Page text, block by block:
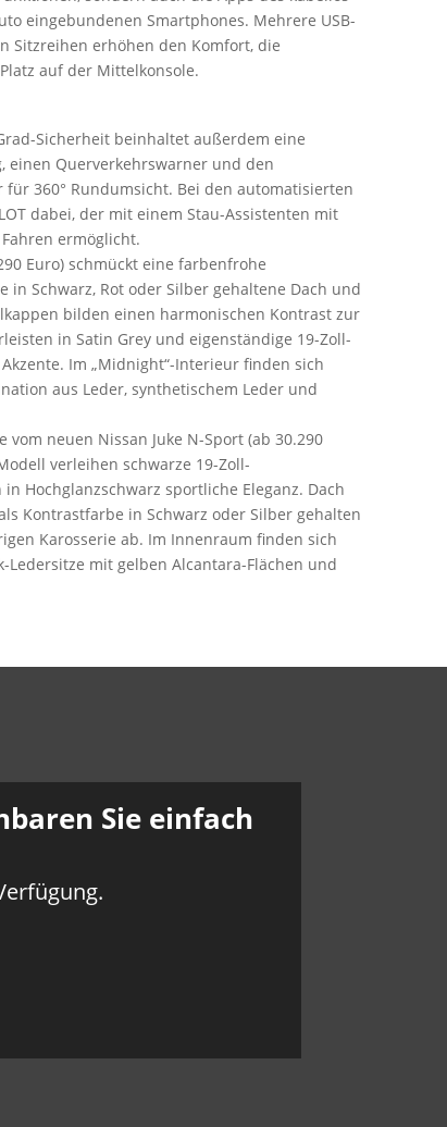
eingebundenen Smartphones. Mehrere USB-
Sitzreihen erhöhen den Komfort, die
auf der Mittelkonsole.
Sicherheit beinhaltet außerdem eine
einen Querverkehrswarner und den
360° Rundumsicht. Bei den automatisierten
dabei, der mit einem Stau-Assistenten mit
ermöglicht.
Euro) schmückt eine farbenfrohe
in Schwarz, Rot oder Silber gehaltene Dach und
bilden einen harmonischen Kontrast zur
in Satin Grey und eigenständige 19-Zoll-
Im „Midnight“-Interieur finden sich
aus Leder, synthetischem Leder und
neuen Nissan Juke N-Sport (ab 30.290
verleihen schwarze 19-Zoll-
Hochglanzschwarz sportliche Eleganz. Dach
Kontrastfarbe in Schwarz oder Silber gehalten
Karosserie ab. Im Innenraum finden sich
Ledersitze mit gelben Alcantara-Flächen und
Sie einfach